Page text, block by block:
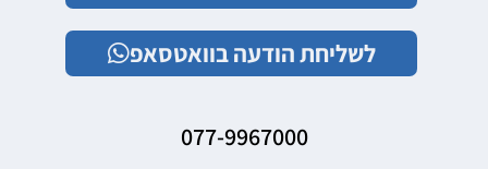
לשליחת הודעה בוואטסאפ
077-9967000